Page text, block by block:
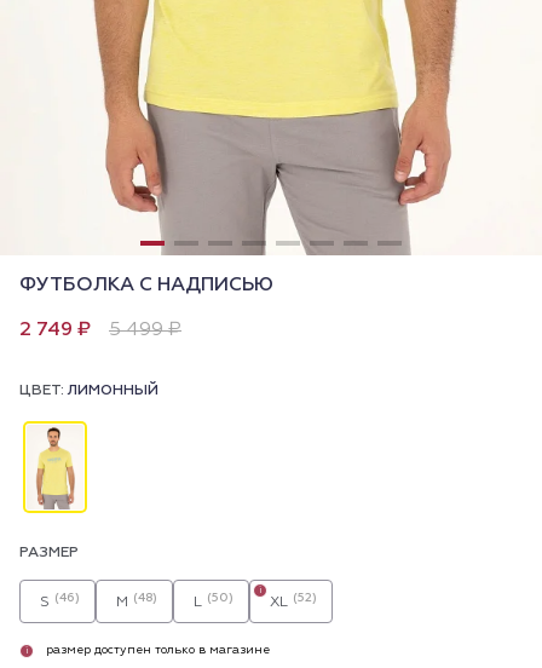
ФУТБОЛКА С НАДПИСЬЮ
2 749 ₽ 5 499 ₽
ЦВЕТ: ЛИМОННЫЙ
РАЗМЕР
S (46) M (48) L (50) XL (52)
i
i размер доступен только в магазине